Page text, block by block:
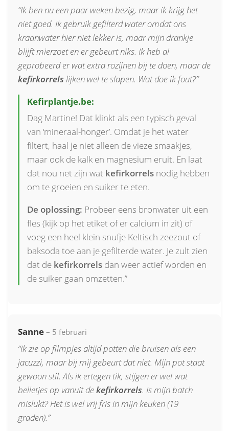
“Ik ben nu een paar weken bezig, maar ik krijg het
niet goed. Ik gebruik gefilterd water omdat ons
kraanwater hier niet lekker is, maar mijn drankje
blijft mierzoet en er gebeurt niks. Ik heb al
geprobeerd er wat extra rozijnen bij te doen, maar de
kefirkorrels lijken wel te slapen. Wat doe ik fout?”
Kefirplantje.be:
Dag Martine! Dat klinkt als een typisch geval
van ‘mineraal-honger’. Omdat je het water
filtert, haal je niet alleen de vieze smaakjes,
maar ook de kalk en magnesium eruit. En laat
dat nou net zijn wat kefirkorrels nodig hebben
om te groeien en suiker te eten.
De oplossing: Probeer eens bronwater uit een
fles (kijk op het etiket of er calcium in zit) of
voeg een heel klein snufje Keltisch zeezout of
baksoda toe aan je gefilterde water. Je zult zien
dat de kefirkorrels dan weer actief worden en
de suiker gaan omzetten.”
Sanne – 5 februari
“Ik zie op filmpjes altijd potten die bruisen als een
jacuzzi, maar bij mij gebeurt dat niet. Mijn pot staat
gewoon stil. Als ik ertegen tik, stijgen er wel wat
belletjes op vanuit dekefirkorrels. Is mijn batch
mislukt? Het is wel vrij fris in mijn keuken (19
graden).”